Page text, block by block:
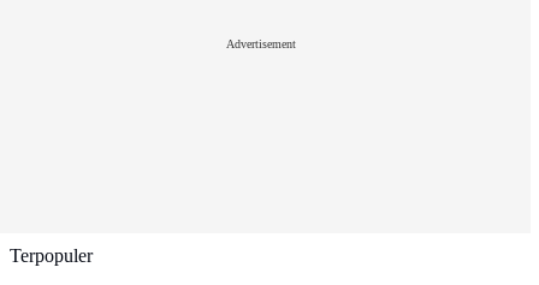
Advertisement
Terpopuler